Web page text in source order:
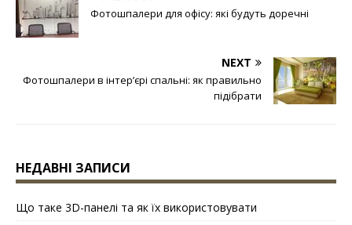
Фотошпалери для офісу: які будуть доречні
NEXT
Фотошпалери в інтер’єрі спальні: як правильно
підібрати
НЕДАВНІ ЗАПИСИ
Що таке 3D-панелі та як їх використовувати